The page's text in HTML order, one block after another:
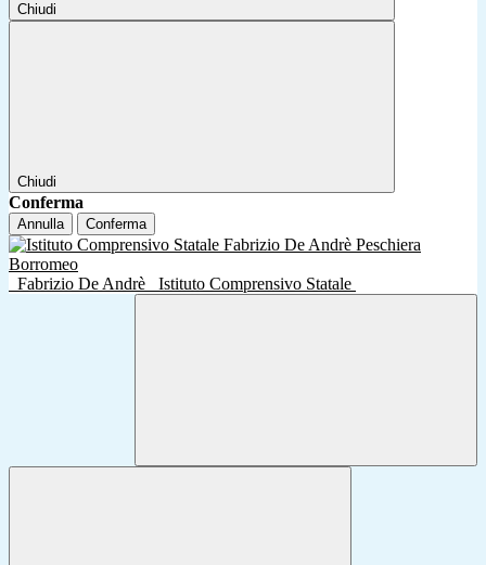
Chiudi
Chiudi
Conferma
Annulla Conferma
Fabrizio De Andrè Istituto Comprensivo Statale